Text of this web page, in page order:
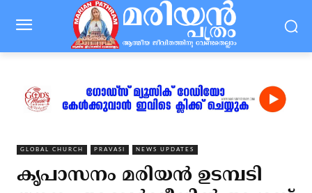
GLOBAL CHURCH PRAVASI NEWS UPDATES
കൃപാസനം മരിയൻ ഉടമ്പടി